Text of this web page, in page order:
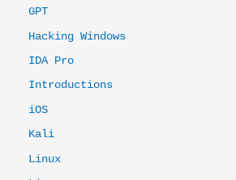
GPT
Hacking Windows
IDA Pro
Introductions
iOS
Kali
Linux